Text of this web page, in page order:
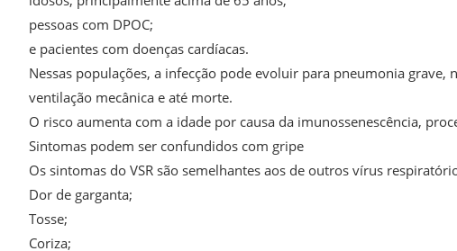
pessoas com DPOC;
e pacientes com doenças cardíacas.
Nessas populações, a infecção pode evoluir para pneumonia grave,
ventilação mecânica e até morte.
O risco aumenta com a idade por causa da imunossenescência,
Sintomas podem ser confundidos com gripe
Os sintomas do VSR são semelhantes aos de outros vírus
Dor de garganta;
Tosse;
Coriza;